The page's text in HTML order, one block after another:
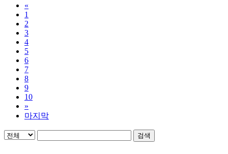
«
1
2
3
4
5
6
7
8
9
10
»
마지막
검색